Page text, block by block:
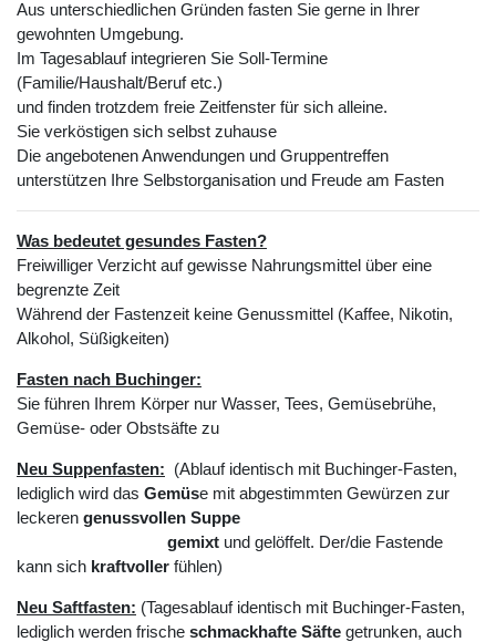
Aus unterschiedlichen Gründen fasten Sie gerne in Ihrer
gewohnten Umgebung.
Im Tagesablauf integrieren Sie Soll-Termine
(Familie/Haushalt/Beruf etc.)
und finden trotzdem freie Zeitfenster für sich alleine.
Sie verköstigen sich selbst zuhause
Die angebotenen Anwendungen und Gruppentreffen
unterstützen Ihre Selbstorganisation und Freude am Fasten
Was bedeutet gesundes Fasten?
Freiwilliger Verzicht auf gewisse Nahrungsmittel über eine
begrenzte Zeit
Während der Fastenzeit keine Genussmittel (Kaffee, Nikotin,
Alkohol, Süßigkeiten)
Fasten nach Buchinger:
Sie führen Ihrem Körper nur Wasser, Tees, Gemüsebrühe,
Gemüse- oder Obstsäfte zu
Neu Suppenfasten: (Ablauf identisch mit Buchinger-Fasten,
lediglich wird das Gemüse mit abgestimmten Gewürzen zur
leckeren genussvollen Suppe
gemixt und gelöffelt. Der/die Fastende
kann sich kraftvoller fühlen)
Neu Saftfasten: (Tagesablauf identisch mit Buchinger-Fasten,
lediglich werden frische schmackhafte Säfte getrunken, auch